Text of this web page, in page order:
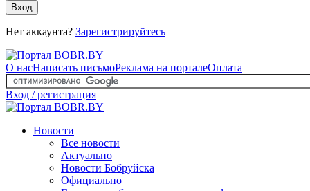
Вход
Нет аккаунта? Зарегистрируйтесь
О насНаписать письмоРеклама на порталеОплата
Вход / регистрация
Новости
Все новости
Актуально
Новости Бобруйска
Официально